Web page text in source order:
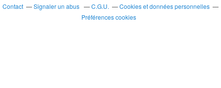
Contact
Signaler un abus C.G.U.
Cookies et données personnelles
Préférences cookies